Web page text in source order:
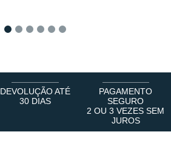
DEVOLUÇÃO ATÉ
30 DIAS
PAGAMENTO
SEGURO
2 OU 3 VEZES SEM
JUROS